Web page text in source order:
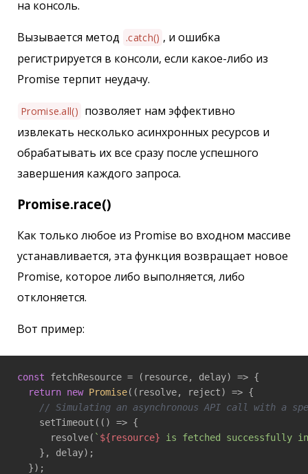
на консоль.
Вызывается метод .catch() , и ошибка
регистрируется в консоли, если какое-либо из
Promise терпит неудачу.
Promise.all() позволяет нам эффективно
извлекать несколько асинхронных ресурсов и
обрабатывать их все сразу после успешного
завершения каждого запроса.
Promise.race()
Как только любое из Promise во входном массиве
устанавливается, эта функция возвращает новое
Promise, которое либо выполняется, либо
отклоняется.
Вот пример:
const fetchResource = ( resource, delay) => {
return new Promise( ( resolve, reject) => {
// Simulating an asynchronous API call with a
    setTimeout(
() => {
      resolve(
` ${resource} is fetched successfully
    }, delay);
  });